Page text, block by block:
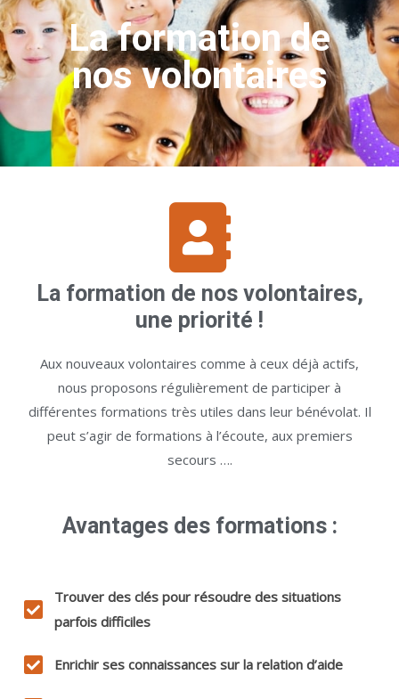
La formation de
nos volontaires
La formation de nos volontaires,
une priorité !
Aux nouveaux volontaires comme à ceux déjà actifs,
nous proposons régulièrement de participer à
différentes formations très utiles dans leur bénévolat. Il
peut s’agir de formations à l’écoute, aux premiers
secours ….
Avantages des formations :
Trouver des clés pour résoudre des situations
parfois difficiles
Enrichir ses connaissances sur la relation d’aide